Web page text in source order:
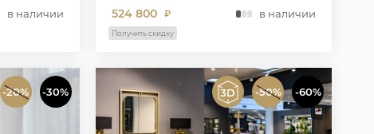
в наличии 524 800 ₽ в наличии
Получить скидку
-20% -30% -50% -60%